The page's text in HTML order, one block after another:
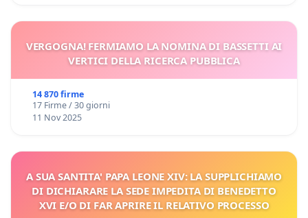
VERGOGNA! FERMIAMO LA NOMINA DI BASSETTI AI
VERTICI DELLA RICERCA PUBBLICA
14 870 firme
17 Firme / 30 giorni
11 Nov 2025
A SUA SANTITA' PAPA LEONE XIV: LA SUPPLICHIAMO
DI DICHIARARE LA SEDE IMPEDITA DI BENEDETTO
XVI E/O DI FAR APRIRE IL RELATIVO PROCESSO